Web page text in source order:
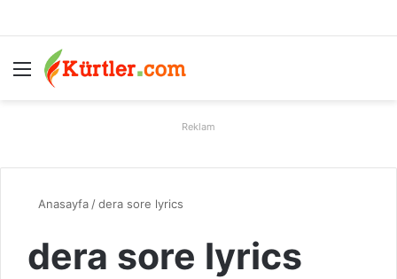
Menü
Reklam
Anasayfa /dera sore lyrics
dera sore lyrics